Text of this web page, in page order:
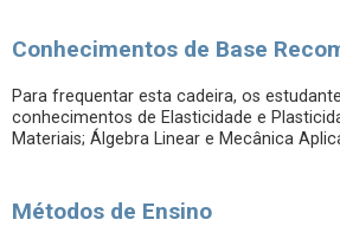
Conhecimentos de Base
Para frequentar esta cadeira, os
conhecimentos de Elasticidade e
Materiais; Álgebra Linear e Mecânica
Métodos de Ensino